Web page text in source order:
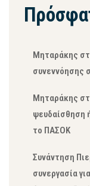
Μηταράκης
συνεννόησης
Μηταράκης
ψευδαίσθηση
το ΠΑΣΟΚ
Συνάντηση
συνεργασία